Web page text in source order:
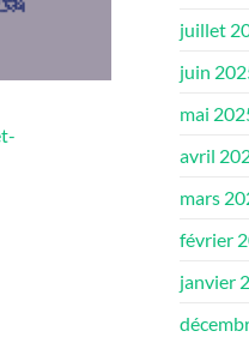
juillet
juin
mai
avril
mars
février
janvier